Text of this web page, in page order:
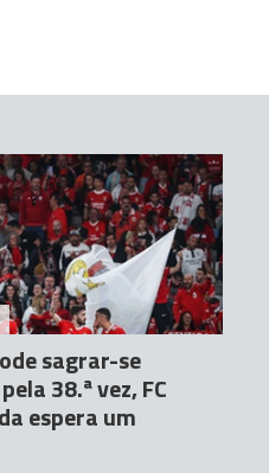
sagrar-se
38.ª vez, FC
espera um